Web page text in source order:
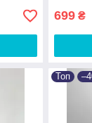
699 ₴
Топ